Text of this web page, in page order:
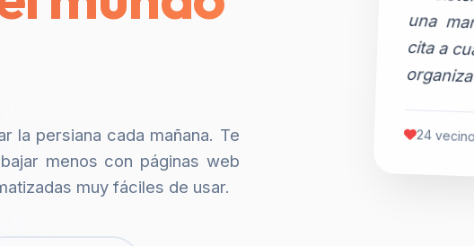
la persiana cada mañana. Te
menos con páginas web
muy fáciles de usar.
24